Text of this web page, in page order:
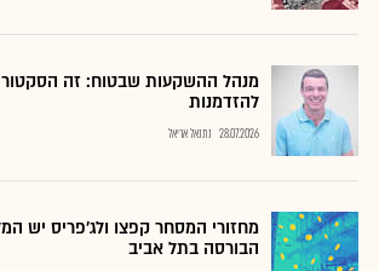
מנהל ההשקעות שבטוח: זה
להזדמנות
28.07.2026 נתנאל אריאל
מחזורי המסחר קפצו ולג'פריס יש
הבורסה בתל אביב